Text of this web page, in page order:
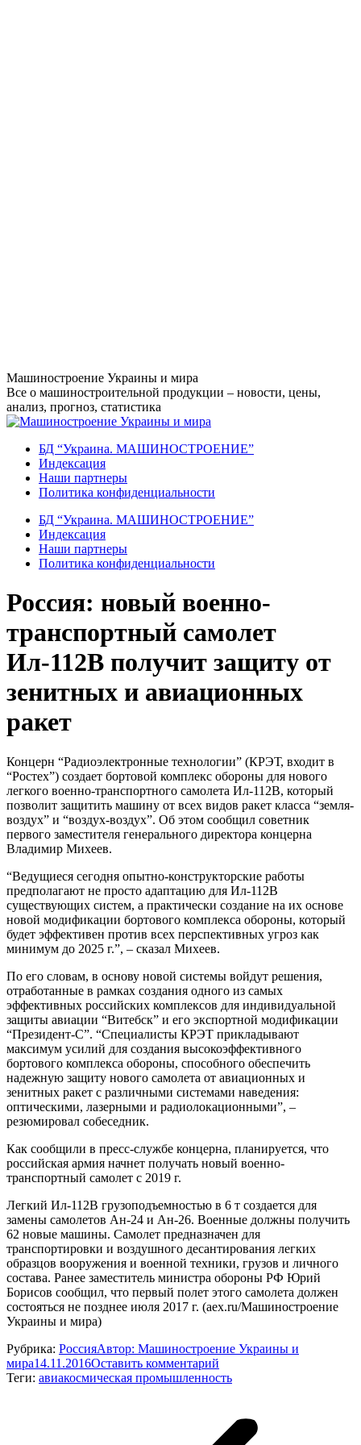
Перейти
к
содержанию
Машиностроение Украины и мира
Все о машиностроительной продукции – новости, цены,
анализ, прогноз, статистика
БД “Украина. МАШИНОСТРОЕНИЕ”
Индекcация
Наши партнеры
Политика конфиденциальности
БД “Украина. МАШИНОСТРОЕНИЕ”
Индекcация
Наши партнеры
Политика конфиденциальности
Россия: новый военно-
транспортный самолет
Ил-112В получит защиту от
зенитных и авиационных
ракет
Концерн “Радиоэлектронные технологии” (КРЭТ, входит в
“Ростех”) создает бортовой комплекс обороны для нового
легкого военно-транспортного самолета Ил-112В, который
позволит защитить машину от всех видов ракет класса “земля-
воздух” и “воздух-воздух”. Об этом сообщил советник
первого заместителя генерального директора концерна
Владимир Михеев.
“Ведущиеся сегодня опытно-конструкторские работы
предполагают не просто адаптацию для Ил-112В
существующих систем, а практически создание на их основе
новой модификации бортового комплекса обороны, который
будет эффективен против всех перспективных угроз как
минимум до 2025 г.”, – сказал Михеев.
По его словам, в основу новой системы войдут решения,
отработанные в рамках создания одного из самых
эффективных российских комплексов для индивидуальной
защиты авиации “Витебск” и его экспортной модификации
“Президент-С”. “Специалисты КРЭТ прикладывают
максимум усилий для создания высокоэффективного
бортового комплекса обороны, способного обеспечить
надежную защиту нового самолета от авиационных и
зенитных ракет с различными системами наведения:
оптическими, лазерными и радиолокационными”, –
резюмировал собеседник.
Как сообщили в пресс-службе концерна, планируется, что
российская армия начнет получать новый военно-
транспортный самолет с 2019 г.
Легкий Ил-112В грузоподъемностью в 6 т создается для
замены самолетов Ан-24 и Ан-26. Военные должны получить
62 новые машины. Самолет предназначен для
транспортировки и воздушного десантирования легких
образцов вооружения и военной техники, грузов и личного
состава. Ранее заместитель министра обороны РФ Юрий
Борисов сообщил, что первый полет этого самолета должен
состояться не позднее июля 2017 г. (aex.ru/Машиностроение
Украины и мира)
Рубрика: РоссияАвтор: Машиностроение Украины и
мира14.11.2016Оставить комментарий
Теги: авиакосмическая промышленность